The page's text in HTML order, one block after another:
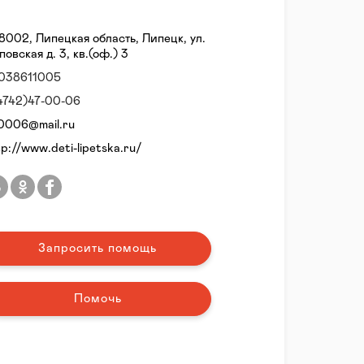
Липецкая область, Липецк, ул.
д. 3, кв.(оф.) 3
00-06
www.deti-lipetska.ru/
Запросить помощь
Помочь